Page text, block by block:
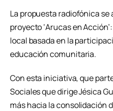
La propuesta radiofónica se
proyecto ‘Arucas en
local basada en la
educación comunitaria.
Con esta iniciativa, que
Sociales que dirige Jésica
más hacia la consolidación